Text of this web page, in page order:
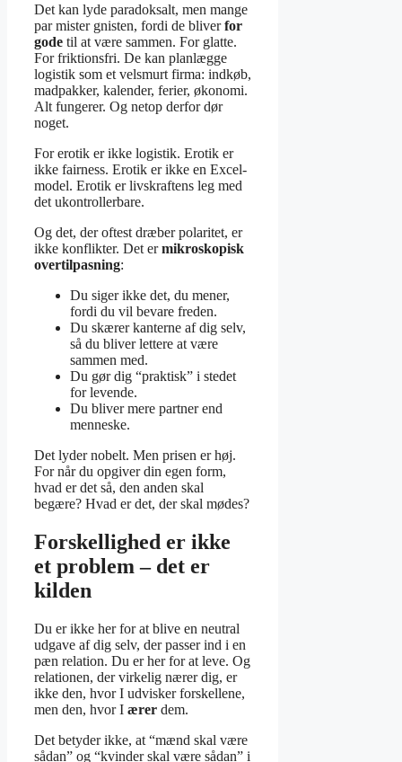
Det kan lyde paradoksalt, men mange
par mister gnisten, fordi de bliverfor
gode til at være sammen. For glatte.
For friktionsfri. De kan planlægge
logistik som et velsmurt firma: indkøb,
madpakker, kalender, ferier, økonomi.
Alt fungerer. Og netop derfor dør
noget.
For erotik er ikke logistik. Erotik er
ikke fairness. Erotik er ikke en Excel-
model. Erotik er livskraftens leg med
det ukontrollerbare.
Og det, der oftest dræber polaritet, er
ikke konflikter. Det ermikroskopisk
overtilpasning:
Du siger ikke det, du mener,
fordi du vil bevare freden.
Du skærer kanterne af dig selv,
så du bliver lettere at være
sammen med.
Du gør dig “praktisk” i stedet
for levende.
Du bliver mere partner end
menneske.
Det lyder nobelt. Men prisen er høj.
For når du opgiver din egen form,
hvad er det så, den anden skal
begære? Hvad er det, der skal mødes?
Forskellighed er ikke
et problem – det er
kilden
Du er ikke her for at blive en neutral
udgave af dig selv, der passer ind i en
pæn relation. Du er her for at leve. Og
relationen, der virkelig nærer dig, er
ikke den, hvor I udvisker forskellene,
men den, hvor I ærer dem.
Det betyder ikke, at “mænd skal være
sådan” og “kvinder skal være sådan” i